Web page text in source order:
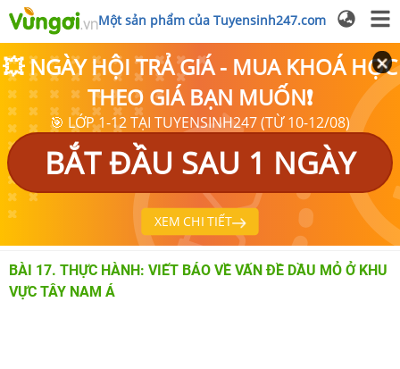
Một sản phẩm của Tuyensinh247.com
💥 NGÀY HỘI TRẢ GIÁ - MUA KHOÁ HỌC
THEO GIÁ BẠN MUỐN❗
🎯 LỚP 1-12 TẠI TUYENSINH247 (TỪ 10-12/08)
BẮT ĐẦU SAU 1 NGÀY
XEM CHI TIẾT
BÀI 17. THỰC HÀNH: VIẾT BÁO VỀ VẤN ĐỀ DẦU MỎ Ở KHU
VỰC TÂY NAM Á